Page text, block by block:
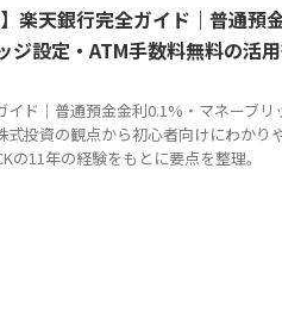
】楽天銀行完全ガイド｜普通預
ジ設定・ATM手数料無料の活
イド｜普通預金金利0.1%・マネーブリ
式投資の観点から初心者向けにわかり
の11年の経験をもとに要点を整理。